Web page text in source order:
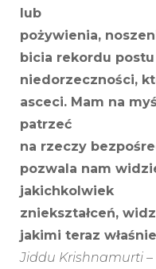
lub
pożywienia,
bicia rekordu
niedorzeczności,
asceci. Mam na
patrzeć
na rzeczy
pozwala nam
jakichkolwiek
zniekształceń,
jakimi teraz
Jiddu Krishnamurti